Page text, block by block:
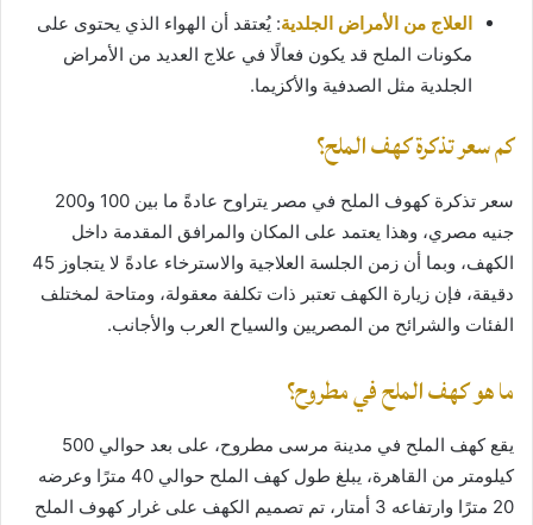
العلاج من الأمراض الجلدية: يُعتقد أن الهواء الذي يحتوى على
مكونات الملح قد يكون فعالًا في علاج العديد من الأمراض
الجلدية مثل الصدفية والأكزيما.
كم سعر تذكرة كهف الملح؟
سعر تذكرة كهوف الملح في مصر يتراوح عادةً ما بين 100 و200
جنيه مصري، وهذا يعتمد على المكان والمرافق المقدمة داخل
الكهف، وبما أن زمن الجلسة العلاجية والاسترخاء عادةً لا يتجاوز 45
دقيقة، فإن زيارة الكهف تعتبر ذات تكلفة معقولة، ومتاحة لمختلف
الفئات والشرائح من المصريين والسياح العرب والأجانب.
ما هو كهف الملح في مطروح؟
يقع كهف الملح في مدينة مرسى مطروح، على بعد حوالي 500
كيلومتر من القاهرة، يبلغ طول كهف الملح حوالي 40 مترًا وعرضه
20 مترًا وارتفاعه 3 أمتار، تم تصميم الكهف على غرار كهوف الملح